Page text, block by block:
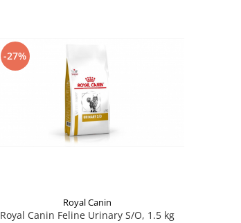
-27%
Royal Canin
Royal Canin Feline Urinary S/O, 1.5 kg